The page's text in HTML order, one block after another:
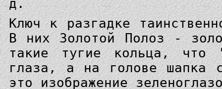
д.
Ключ к разгадке
В них Золотой Полоз -
такие тугие кольца, что
глаза, а на голове шапка
это изображение